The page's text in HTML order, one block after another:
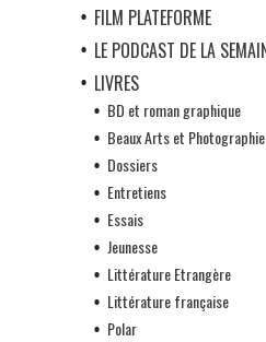
FILM PLATEFORME
LE PODCAST DE LA
LIVRES
BD et roman graphique
Beaux Arts et Photographie
Dossiers
Entretiens
Essais
Jeunesse
Littérature Etrangère
Littérature française
Polar